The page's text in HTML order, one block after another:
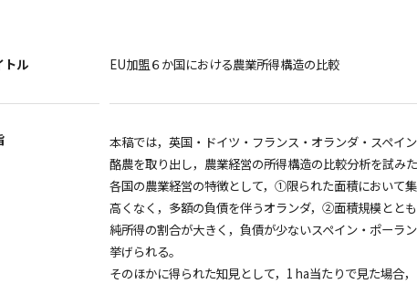
トル EU加盟６か国における農業所得構造の比較
本稿では，英国・ドイツ・フランス・オランダ・スペイ
酪農を取り出し，農業経営の所得構造の比較分析を試み
各国の農業経営の特徴として，①限られた面積において
高くなく，多額の負債を伴うオランダ，②面積規模とと
純所得の割合が大きく，負債が少ないスペイン・ポー
挙げられる。
そのほかに得られた知見として，1 ha当たりで見た場合